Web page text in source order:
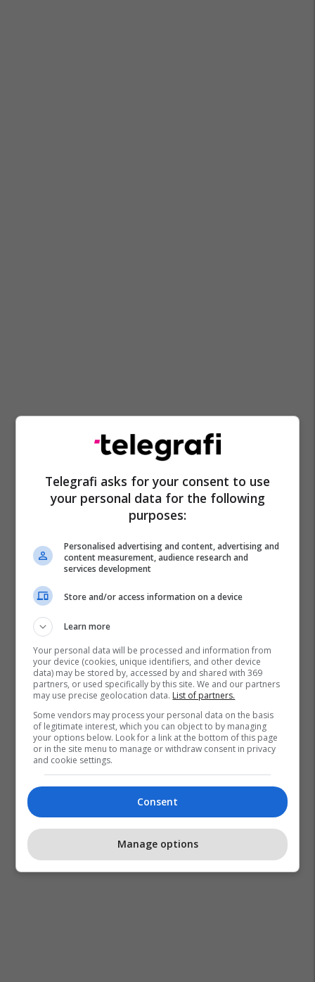
Telegrafi asks for your consent to use
your personal data for the following
purposes:
Personalised advertising and content, advertising and
content measurement, audience research and
services development
Store and/or access information on a device
Learn more
Your personal data will be processed and information from
your device (cookies, unique identifiers, and other device
data) may be stored by, accessed by and shared with 369
partners, or used specifically by this site. We and our partners
may use precise geolocation data. List of partners.
Some vendors may process your personal data on the basis
of legitimate interest, which you can object to by managing
your options below. Look for a link at the bottom of this page
or in the site menu to manage or withdraw consent in privacy
and cookie settings.
Consent
Manage options